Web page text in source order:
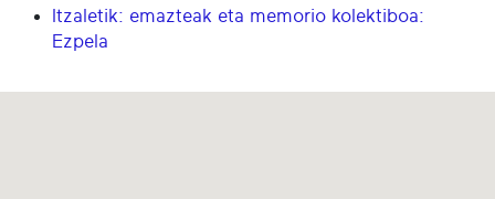
Itzaletik: emazteak eta memorio kolektiboa:
Ezpela